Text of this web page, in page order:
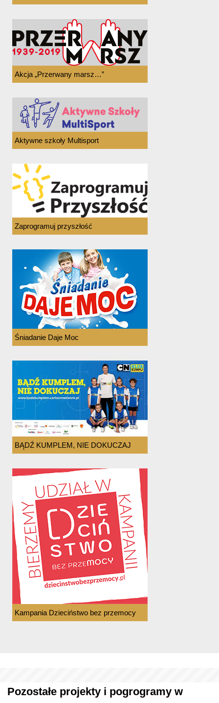
Akcja „Przerwany marsz…”
Aktywne szkoły Multisport
Zaprogramuj przyszłość
Śniadanie Daje Moc
BĄDŹ KUMPLEM, NIE DOKUCZAJ
Kampania Dzieciństwo bez przemocy
Pozostałe projekty i pogrogramy w